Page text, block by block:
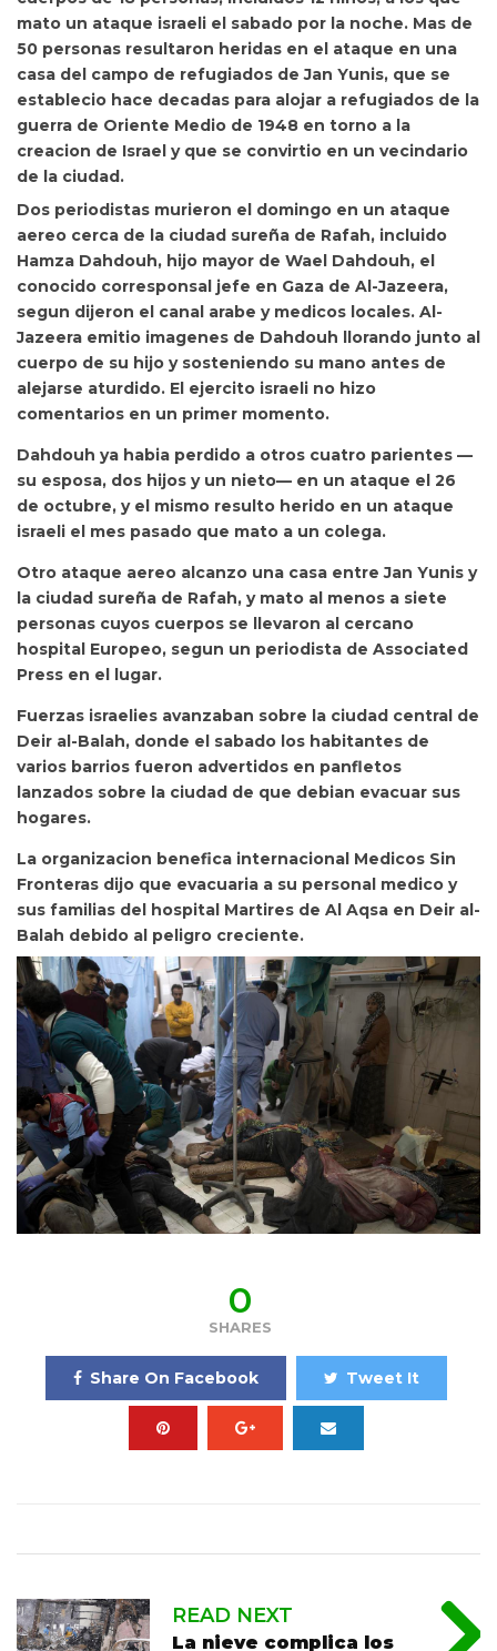
mato un ataque israeli el sabado por la noche. Mas de
50 personas resultaron heridas en el ataque en una
casa del campo de refugiados de Jan Yunis, que se
establecio hace decadas para alojar a refugiados de la
guerra de Oriente Medio de 1948 en torno a la
creacion de Israel y que se convirtio en un vecindario
de la ciudad.
Dos periodistas murieron el domingo en un ataque
aereo cerca de la ciudad sureña de Rafah, incluido
Hamza Dahdouh, hijo mayor de Wael Dahdouh, el
conocido corresponsal jefe en Gaza de Al-Jazeera,
segun dijeron el canal arabe y medicos locales. Al-
Jazeera emitio imagenes de Dahdouh llorando junto al
cuerpo de su hijo y sosteniendo su mano antes de
alejarse aturdido. El ejercito israeli no hizo
comentarios en un primer momento.
Dahdouh ya habia perdido a otros cuatro parientes —
su esposa, dos hijos y un nieto— en un ataque el 26
de octubre, y el mismo resulto herido en un ataque
israeli el mes pasado que mato a un colega.
Otro ataque aereo alcanzo una casa entre Jan Yunis y
la ciudad sureña de Rafah, y mato al menos a siete
personas cuyos cuerpos se llevaron al cercano
hospital Europeo, segun un periodista de Associated
Press en el lugar.
Fuerzas israelies avanzaban sobre la ciudad central de
Deir al-Balah, donde el sabado los habitantes de
varios barrios fueron advertidos en panfletos
lanzados sobre la ciudad de que debian evacuar sus
hogares.
La organizacion benefica internacional Medicos Sin
Fronteras dijo que evacuaria a su personal medico y
sus familias del hospital Martires de Al Aqsa en Deir al-
Balah debido al peligro creciente.
0
SHARES
Share On Facebook Tweet It
READ NEXT
La nieve complica los